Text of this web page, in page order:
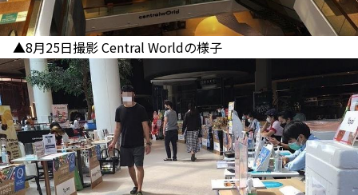
▲8月25日撮影 Central Worldの様子